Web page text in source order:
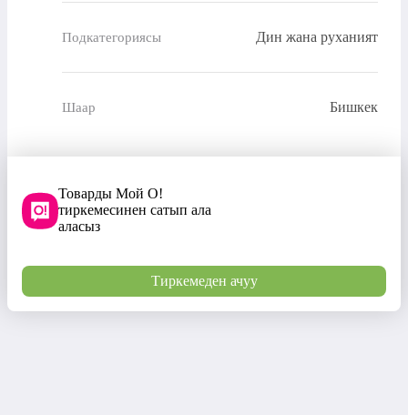
Подкатегориясы Дин жана руханият
Шаар Бишкек
Товарды Мой О!
тиркемесинен сатып ала
аласыз
Тиркемеден ачуу